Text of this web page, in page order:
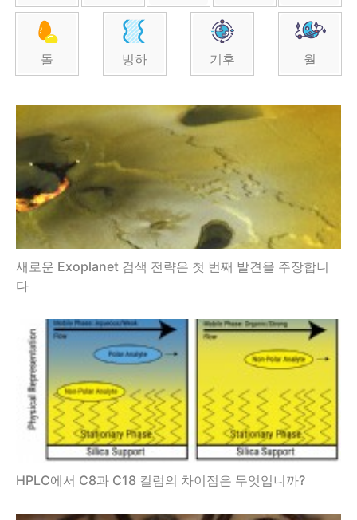
돌 빙하 기후 월
새로운 Exoplanet 검색 전략은 첫 번째 발견을 주장합니
다
HPLC에서 C8과 C18 컬럼의 차이점은 무엇입니까?